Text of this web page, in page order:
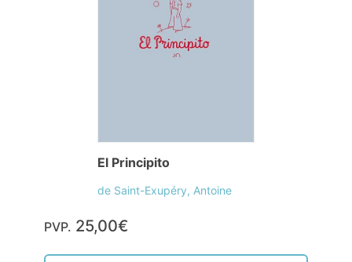
El Principito
de Saint-Exupéry, Antoine
PVP. 25,00€